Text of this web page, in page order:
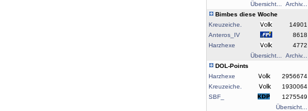
Übersicht...
Archiv...
Bimbes diese Woche
Kreuzeiche.
14901
Anteros_IV
8618
Harzhexe
4772
Übersicht...
Archiv...
DOL-Points
Harzhexe
2956674
Kreuzeiche.
1930064
SBF_
1275549
Übersicht...